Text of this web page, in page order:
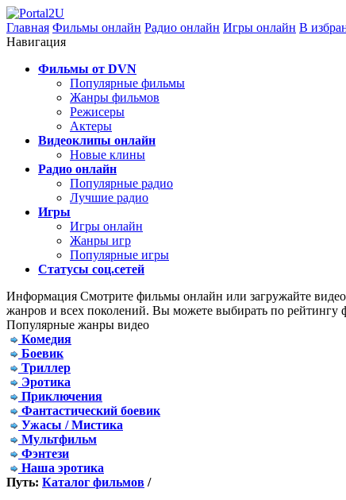
Главная Фильмы онлайн Радио онлайн Игры онлайн В
Навигация
Фильмы от DVN
Популярные фильмы
Жанры фильмов
Режисеры
Актеры
Видеоклипы онлайн
Новые клины
Радио онлайн
Популярные радио
Лучшие радио
Игры
Игры онлайн
Жанры игр
Популярные игры
Статусы соц.сетей
Информация Смотрите фильмы онлайн или загружайте
жанров и всех поколений. Вы можете выбирать по рейтингу
Популярные жанры видео
Комедия
Боевик
Триллер
Эротика
Приключения
Фантастический боевик
Ужасы / Мистика
Мультфильм
Фэнтези
Наша эротика
Путь: Каталог фильмов /